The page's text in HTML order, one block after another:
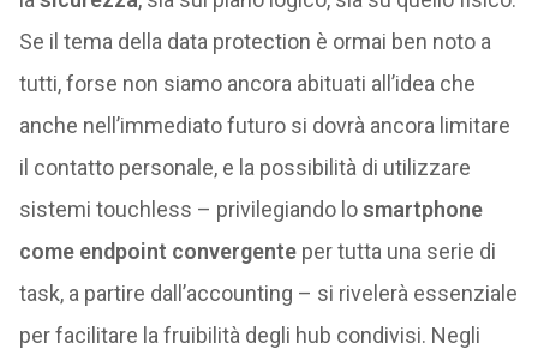
Se il tema della data protection è ormai ben noto a
tutti, forse non siamo ancora abituati all’idea che
anche nell’immediato futuro si dovrà ancora limitare
il contatto personale, e la possibilità di utilizzare
sistemi touchless – privilegiando losmartphone
come endpoint convergenteper tutta una serie di
task, a partire dall’accounting – si rivelerà essenziale
per facilitare la fruibilità degli hub condivisi. Negli